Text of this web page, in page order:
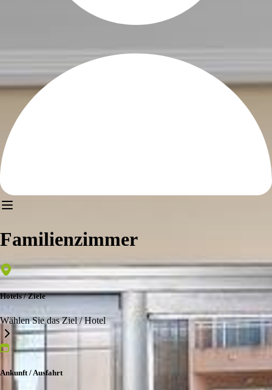
Familienzimmer
Hotels / Ziele
Wählen Sie das Ziel / Hotel
Ankunft / Ausfahrt